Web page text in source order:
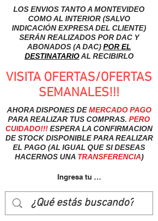
LOS ENVIOS TANTO A MONTEVIDEO
COMO AL INTERIOR (SALVO
INDICACIÓN EXPRESA DEL CLIENTE)
SERÁN REALIZADOS POR DAC Y
ABONADOS (A DAC) POR EL
DESTINATARIOAL RECIBIRLO
VISITA OFERTAS/OFERTAS
SEMANALES!!!
AHORA DISPONES DEMERCADO PAGO
PARA REALIZAR TUS COMPRAS. PERO
CUIDADO!!! ESPERA LA CONFIRMACION
DE STOCK DISPONIBLE PARA REALIZAR
EL PAGO (AL IGUAL QUE SI DESEAS
HACERNOS UNA TRANSFERENCIA)
Ingresa tu usuairo